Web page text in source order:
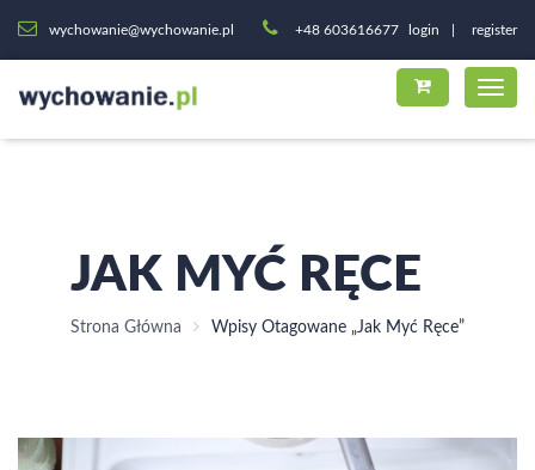
wychowanie@wychowanie.pl +48 603616677 login register
JAK MYĆ RĘCE
Strona Główna Wpisy Otagowane „jak Myć Ręce”